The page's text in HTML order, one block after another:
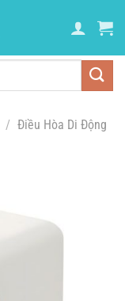
/ Điều Hòa Di Động